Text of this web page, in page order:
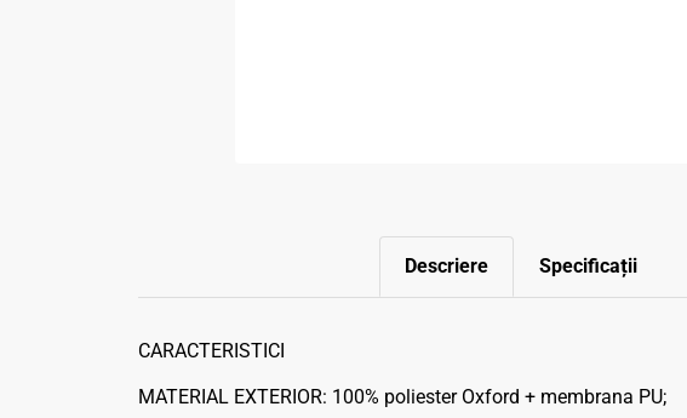
Descriere Specificații
CARACTERISTICI
MATERIAL EXTERIOR: 100% poliester Oxford + membrana PU;